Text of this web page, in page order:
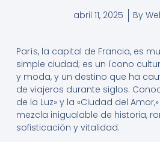
abril 11, 2025 By
París, la capital de Francia, es
simple ciudad; es un ícono
y moda, y un destino que ha
de viajeros durante siglos.
de la Luz» y la «Ciudad del
mezcla inigualable de historia,
sofisticación y vitalidad.